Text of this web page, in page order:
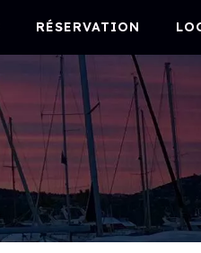
RÉSERVATION